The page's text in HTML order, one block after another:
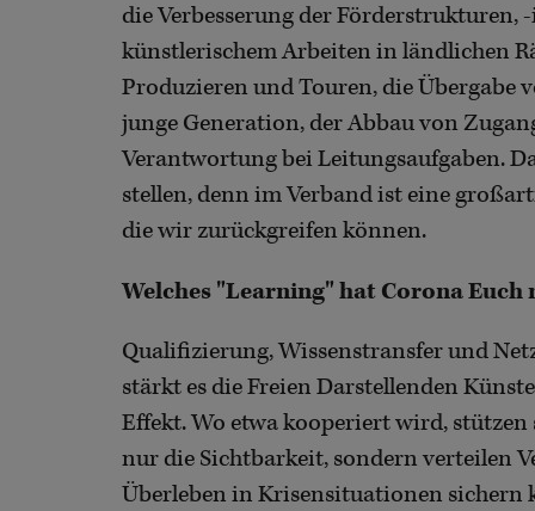
die Verbesserung der
künstlerischem Arbeiten in ländlichen
Produzieren und Touren, die
junge Generation, der Abbau von
Verantwortung bei Leitungsaufgaben.
stellen, denn im Verband ist eine
die wir zurückgreifen können.
Welches "Learning" hat Corona Euch
Qualifizierung, Wissenstransfer und
stärkt es die Freien Darstellenden
Effekt. Wo etwa kooperiert wird,
nur die Sichtbarkeit, sondern verteilen
Überleben in Krisensituationen sichern